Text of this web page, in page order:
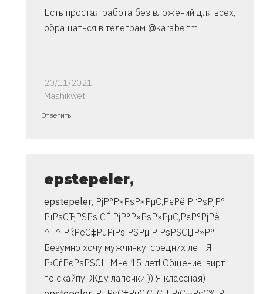
Есть простая работа без вложений для всех,
обращаться в телеграм @karabeitm
20/11/2021
Mashikwet
Ответ
очень
от
Владимир
Ответить
epstepeler,
epstepeler, РјР°Р»РѕР»РµС‚РєРё РґРѕРјР°
РїРѕСЂРЅРѕ СЃ РјР°Р»РѕР»РµС‚РєР°РјРё
^_^ РќРёС‡РµРіРѕ РЅРµ РїРѕРЅСЏР»Р°!
Безумно хочу мужчинку, средних лет. Я
Р›СѓРєРѕРЅСЏ Мне 15 лет! Общение, вирт
по скайпу. Жду лапочки )) Я классная)